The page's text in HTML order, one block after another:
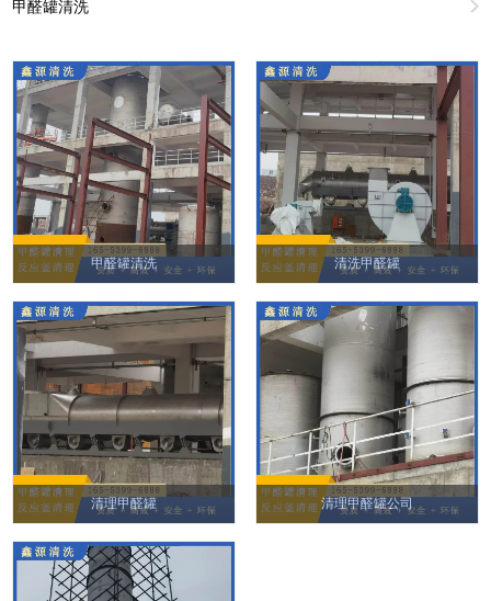
甲醛罐清洗
甲醛罐清洗 清洗甲醛罐
清理甲醛罐 清理甲醛罐公司